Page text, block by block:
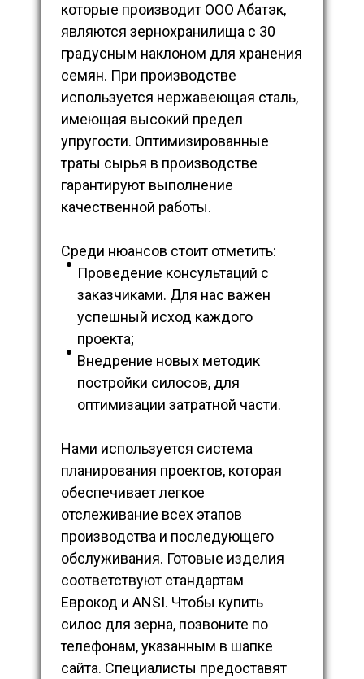
которые производит ООО Абатэк,
являются зернохранилища с 30
градусным наклоном для хранения
семян. При производстве
используется нержавеющая сталь,
имеющая высокий предел
упругости. Оптимизированные
траты сырья в производстве
гарантируют выполнение
качественной работы.
Среди нюансов стоит отметить:
Проведение консультаций с
заказчиками. Для нас важен
успешный исход каждого
проекта;
Внедрение новых методик
постройки силосов, для
оптимизации затратной части.
Нами используется система
планирования проектов, которая
обеспечивает легкое
отслеживание всех этапов
производства и последующего
обслуживания. Готовые изделия
соответствуют стандартам
Еврокод и ANSI. Чтобы купить
силос для зерна, позвоните по
телефонам, указанным в шапке
сайта. Специалисты предоставят